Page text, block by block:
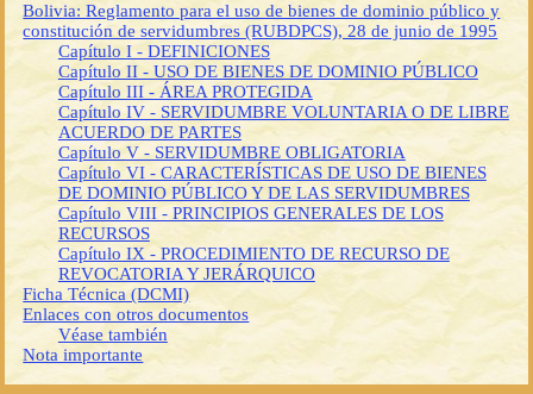
Bolivia: Reglamento para el uso de bienes de dominio público y
constitución de servidumbres (RUBDPCS), 28 de junio de 1995
Capítulo I - DEFINICIONES
Capítulo II - USO DE BIENES DE DOMINIO PÚBLICO
Capítulo III - ÁREA PROTEGIDA
Capítulo IV - SERVIDUMBRE VOLUNTARIA O DE LIBRE
ACUERDO DE PARTES
Capítulo V - SERVIDUMBRE OBLIGATORIA
Capítulo VI - CARACTERÍSTICAS DE USO DE BIENES
DE DOMINIO PÚBLICO Y DE LAS SERVIDUMBRES
Capítulo VIII - PRINCIPIOS GENERALES DE LOS
RECURSOS
Capítulo IX - PROCEDIMIENTO DE RECURSO DE
REVOCATORIA Y JERÁRQUICO
Ficha Técnica (DCMI)
Enlaces con otros documentos
Véase también
Nota importante